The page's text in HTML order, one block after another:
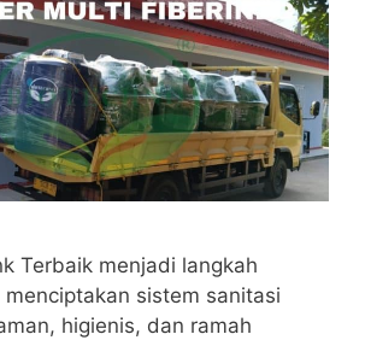
Terbaik menjadi langkah
sistem sanitasi
higienis, dan ramah